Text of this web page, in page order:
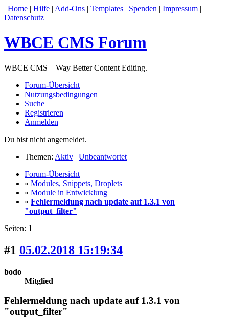
| Home | Hilfe | Add-Ons | Templates | Spenden | Impressum |
Datenschutz |
WBCE CMS Forum
WBCE CMS – Way Better Content Editing.
Forum-Übersicht
Nutzungsbedingungen
Suche
Registrieren
Anmelden
Du bist nicht angemeldet.
Themen: Aktiv | Unbeantwortet
Forum-Übersicht
» Modules, Snippets, Droplets
» Module in Entwicklung
» Fehlermeldung nach update auf 1.3.1 von
"output_filter"
Seiten: 1
#1 05.02.2018 15:19:34
bodo
Mitglied
Fehlermeldung nach update auf 1.3.1 von
"output_filter"